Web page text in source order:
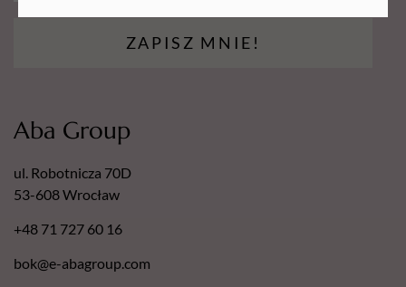
ZAPISZ MNIE!
Aba Group
ul. Robotnicza 70D
53-608 Wrocław
+48 71 727 60 16
bok@e-abagroup.com